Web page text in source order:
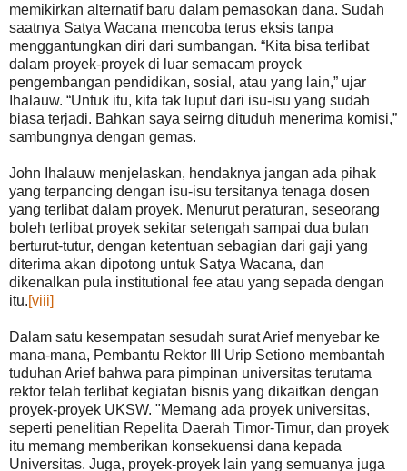
memikirkan alternatif baru dalam pemasokan dana. Sudah
saatnya Satya Wacana mencoba terus eksis tanpa
menggantungkan diri dari sumbangan. “Kita bisa terlibat
dalam proyek-proyek di luar semacam proyek
pengembangan pendidikan, sosial, atau yang lain,” ujar
Ihalauw. “Untuk itu, kita tak luput dari isu-isu yang sudah
biasa terjadi. Bahkan saya seirng dituduh menerima komisi,”
sambungnya dengan gemas.
John Ihalauw menjelaskan, hendaknya jangan ada pihak
yang terpancing dengan isu-isu tersitanya tenaga dosen
yang terlibat dalam proyek. Menurut peraturan, seseorang
boleh terlibat proyek sekitar setengah sampai dua bulan
berturut-tutur, dengan ketentuan sebagian dari gaji yang
diterima akan dipotong untuk Satya Wacana, dan
dikenalkan pula institutional fee atau yang sepada dengan
itu.[viii]
Dalam satu kesempatan sesudah surat Arief menyebar ke
mana-mana, Pembantu Rektor III Urip Setiono membantah
tuduhan Arief bahwa para pimpinan universitas terutama
rektor telah terlibat kegiatan bisnis yang dikaitkan dengan
proyek-proyek UKSW. "Memang ada proyek universitas,
seperti penelitian Repelita Daerah Timor-Timur, dan proyek
itu memang memberikan konsekuensi dana kepada
Universitas. Juga, proyek-proyek lain yang semuanya juga